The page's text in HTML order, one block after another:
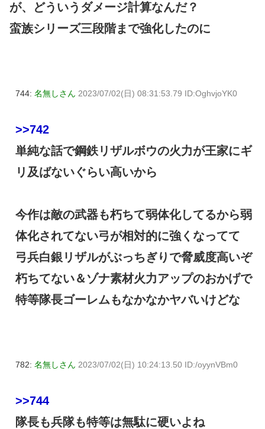
が、どういうダメージ計算なんだ？
蛮族シリーズ三段階まで強化したのに
744: 名無しさん 2023/07/02(日) 08:31:53.79 ID:OghvjoYK0
>>742
単純な話で鋼鉄リザルボウの火力が王家にギ
リ及ばないぐらい高いから
今作は敵の武器も朽ちて弱体化してるから弱
体化されてない弓が相対的に強くなってて
弓兵白銀リザルがぶっちぎりで脅威度高いぞ
朽ちてない＆ゾナ素材火力アップのおかげで
特等隊長ゴーレムもなかなかヤバいけどな
782: 名無しさん 2023/07/02(日) 10:24:13.50 ID:/oyynVBm0
>>744
隊長も兵隊も特等は無駄に硬いよね